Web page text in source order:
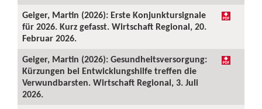
Geiger, Martin (2026): Erste Konjunktursignale
für 2026. Kurz gefasst. Wirtschaft Regional, 20.
Februar 2026.
Geiger, Martin (2026): Gesundheitsversorgung:
Kürzungen bei Entwicklungshilfe treffen die
Verwundbarsten. Wirtschaft Regional, 3. Juli
2026.